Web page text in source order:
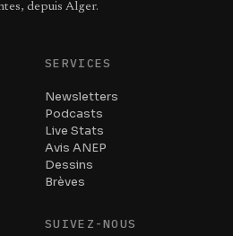
depuis Alger.
SERVICES
Newsletters
Podcasts
Live Stats
Avis ANEP
Dessins
Brèves
SUIVEZ-NOUS